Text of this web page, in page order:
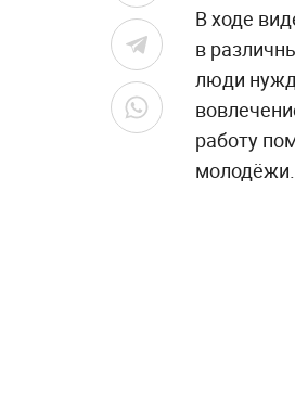
В ходе
в
люди
работу
молодёжи.